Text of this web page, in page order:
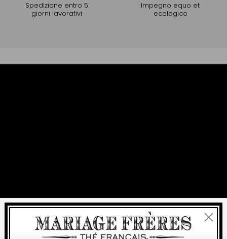
Spedizione entro 5
giorni lavorativi
Impegno equo et
ecologico
Chiudi